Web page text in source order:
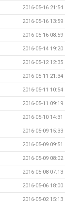
2016-05-16 21:54
2016-05-16 13:59
2016-05-16 08:59
2016-05-14 19:20
2016-05-12 12:35
2016-05-11 21:34
2016-05-11 10:54
2016-05-11 09:19
2016-05-10 14:31
2016-05-09 15:33
2016-05-09 09:51
2016-05-09 08:02
2016-05-08 07:13
2016-05-06 18:00
2016-05-02 15:13